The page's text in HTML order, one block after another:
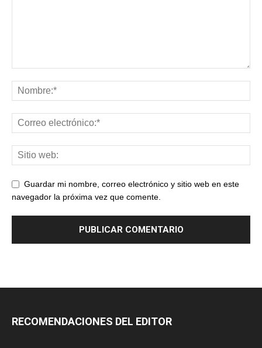
Guardar mi nombre, correo electrónico y sitio web en este
navegador la próxima vez que comente.
RECOMENDACIONES DEL EDITOR